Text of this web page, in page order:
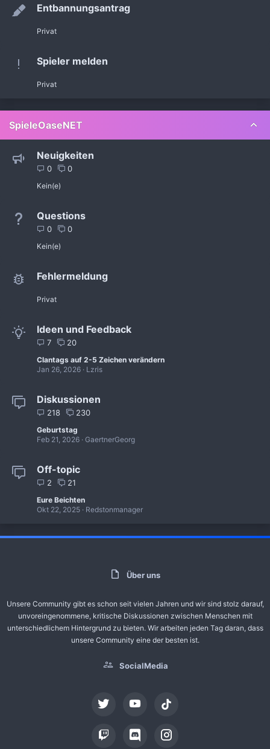
Entbannungsantrag
Privat
Spieler melden
Privat
SpieleOaseNET
Neuigkeiten
0 0
Kein(e)
Questions
0 0
Kein(e)
Fehlermeldung
Privat
Ideen und Feedback
7 20
Clantags auf 2-5 Zeichen verändern
Jan 26, 2026
Lzris
Diskussionen
218 230
Geburtstag
Feb 21, 2026 GaertnerGeorg
Off-topic
2 21
Eure Beichten
Okt 22, 2025
Redstonmanager
Über uns
Unsere Community gibt es schon seit vielen Jahren und wir sind stolz darauf,
unvoreingenommene, kritische Diskussionen zwischen Menschen mit
unterschiedlichem Hintergrund zu bieten. Wir arbeiten jeden Tag daran, dass
unsere Community eine der besten ist.
SocialMedia
tiktok